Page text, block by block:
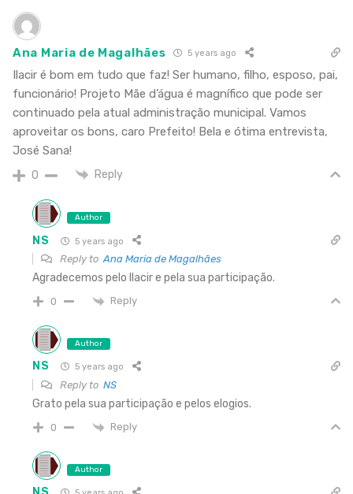
Ana Maria de Magalhães 5 years ago
Ilacir é bom em tudo que faz! Ser humano, filho, esposo, pai,
funcionário! Projeto Mãe d’água é magnífico que pode ser
continuado pela atual administração municipal. Vamos
aproveitar os bons, caro Prefeito! Bela e ótima entrevista,
José Sana!
0 Reply
Author
NS 5 years ago
Reply toAna Maria de Magalhães
Agradecemos pelo Ilacir e pela sua participação.
0 Reply
Author
NS 5 years ago
Reply to NS
Grato pela sua participação e pelos elogios.
0 Reply
Author